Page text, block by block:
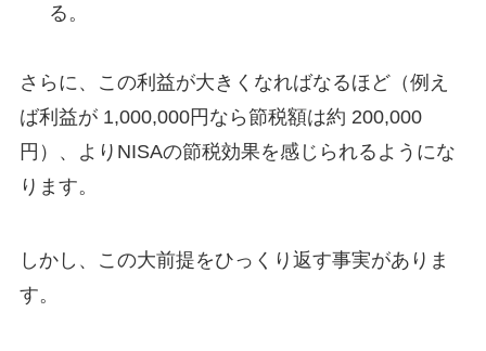
る。
さらに、この利益が大きくなればなるほど（例え
ば利益が 1,000,000円なら節税額は約 200,000
円）、よりNISAの節税効果を感じられるようにな
ります。
しかし、この大前提をひっくり返す事実がありま
す。